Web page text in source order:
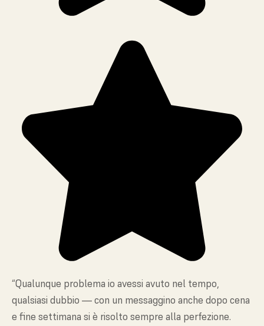
“Qualunque problema io avessi avuto nel tempo,
qualsiasi dubbio — con un messaggino anche dopo cena
e fine settimana si è risolto sempre alla perfezione.